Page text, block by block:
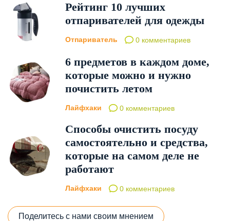
Рейтинг 10 лучших
отпаривателей для одежды
Отпариватель 0 комментариев
6 предметов в каждом доме,
которые можно и нужно
почистить летом
Лайфхаки 0 комментариев
Способы очистить посуду
самостоятельно и средства,
которые на самом деле не
работают
Лайфхаки 0 комментариев
Поделитесь с нами своим мнением